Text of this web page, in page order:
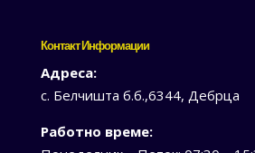
Контакт Информации
Адреса:
с. Белчишта б.б.,6344, Дебрца
Работно време: